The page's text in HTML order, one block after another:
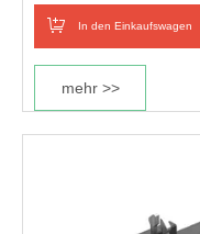
In den Einkaufswagen
mehr >>